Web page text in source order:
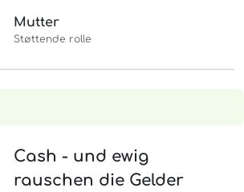
Mutter
Støttende rolle
Cash - und ewig
rauschen die Gelder